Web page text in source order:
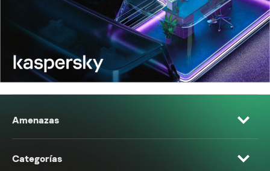
Amenazas
Categorías